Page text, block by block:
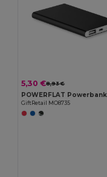
5,30 €8,93 €
GiftRetail MO8735